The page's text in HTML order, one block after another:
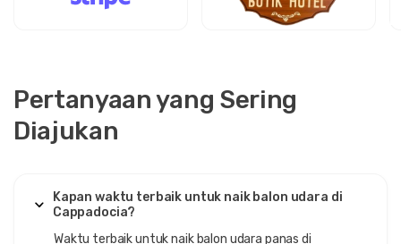
Pertanyaan yang Sering
Diajukan
Kapan waktu terbaik untuk naik balon udara di
Cappadocia?
Waktu terbaik untuk naik balon udara panas di